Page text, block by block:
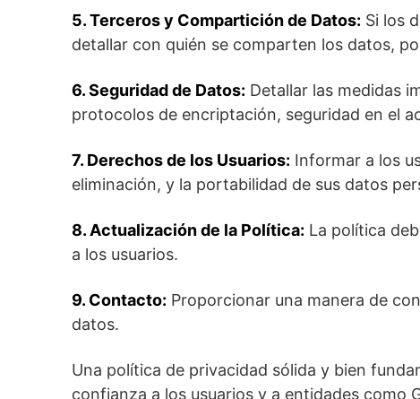
5. Terceros y Compartición de Datos: Si los
detallar con quién se comparten los datos,
6. Seguridad de Datos: Detallar las medidas
protocolos de encriptación, seguridad en el
7. Derechos de los Usuarios: Informar a los
eliminación, y la portabilidad de sus datos
8. Actualización de la Política: La política
a los usuarios.
9. Contacto: Proporcionar una manera de
datos.
Una política de privacidad sólida y bien
confianza a los usuarios y a entidades como